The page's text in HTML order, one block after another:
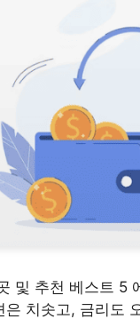
및 추천 베스트 5
은 치솟고, 금리도